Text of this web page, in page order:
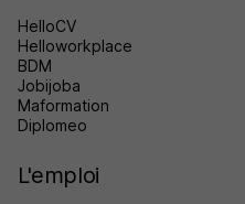
HelloCV
Helloworkplace
BDM
Jobijoba
Maformation
Diplomeo
L'emploi